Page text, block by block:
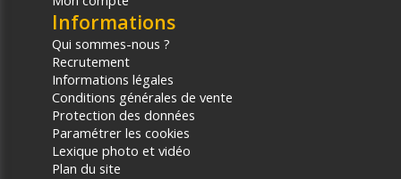
Informations
Qui sommes-nous ?
Recrutement
Informations légales
Conditions générales de vente
Protection des données
Paramétrer les cookies
Lexique photo et vidéo
Plan du site